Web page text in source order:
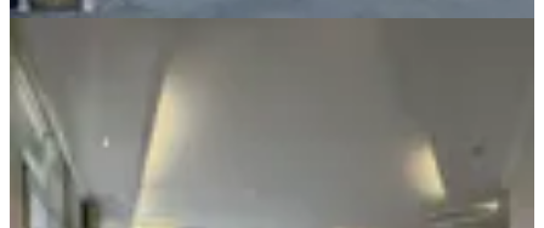
Parkına Yakın-4+1+kilerli-doğ.ç.b
Kiralık Daire
08.08.2026